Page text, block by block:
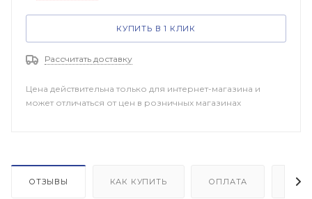
КУПИТЬ В 1 КЛИК
Рассчитать доставку
Цена действительна только для интернет-магазина и
может отличаться от цен в розничных магазинах
ОТЗЫВЫ КАК КУПИТЬ ОПЛАТА